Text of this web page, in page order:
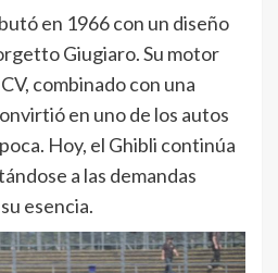
en 1966 con un diseño
Giugiaro. Su motor
combinado con una
en uno de los autos
Hoy, el Ghibli continúa
a las demandas
esencia.